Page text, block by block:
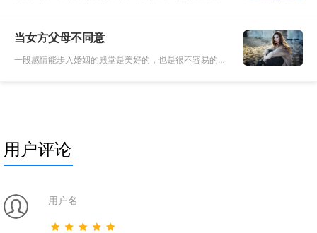
个人的情谊，能够得到
当女方父母不同意
一段感情能步入婚姻的殿堂是美好的，也是很不容易的。
用户评论
用户名